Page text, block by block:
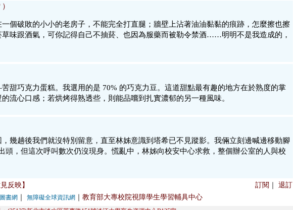
個破敗的小小的老房子，不能完全打直腿；牆壁上沾著油油黏黏的痕跡，怎麼擦也擦
味跟酒氣，可你記得自己不抽菸、也因為服藥而被勒令禁酒……明明不是我造成的，
甜巧克力蛋糕。我選用的是 70% 的巧克力豆。這道甜點最有趣的地方在於熟度的掌
流心口感；若烘烤得熟透些，則能品嚐到扎實濃郁的另一種風味。
幾趟後我們就沒特別留意，直至林姊意識到塔希已不見蹤影。我倆立刻邊喊邊移動腳
，但這次呼叫數次仍沒現身。慌亂中，林姊向校安中心求救，整個辦公室的人與校
見反映】 訂閱 退訂
書網｜ 無障礙全球資訊網｜ 教育部大專校院視障學生學習輔具中心